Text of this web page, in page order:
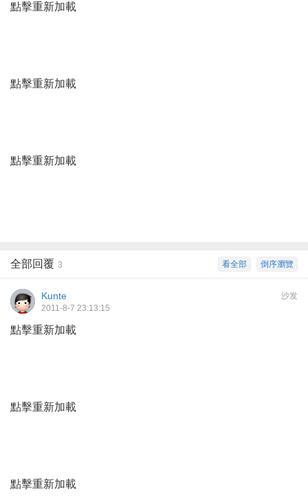
點擊重新加載
點擊重新加載
點擊重新加載
倒序瀏覽
看全部
全部回覆 3
沙发
Kunte
2011-8-7 23:13:15
點擊重新加載
點擊重新加載
點擊重新加載